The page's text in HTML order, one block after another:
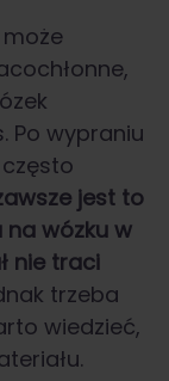
Po wypraniu
jest to
na wózku w
nie traci
trzeba
wiedzieć,